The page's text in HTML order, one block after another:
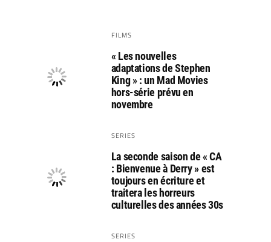
FILMS
« Les nouvelles
adaptations de Stephen
King » : un Mad Movies
hors-série prévu en
novembre
SERIES
La seconde saison de « CA
: Bienvenue à Derry » est
toujours en écriture et
traitera les horreurs
culturelles des années 30s
SERIES